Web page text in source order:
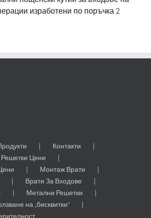
изработени по поръчка 2
Контакти
Решетки Цени
Монтаж Врати
Врати За Входове
Метални Решетки
на „бисквитки“